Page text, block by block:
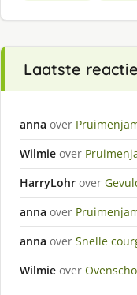
Laatste
anna over
Wilmie over
HarryLohr over
anna over
anna over Snelle
Wilmie over